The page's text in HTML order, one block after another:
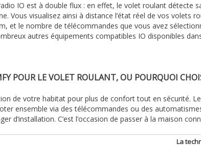
IO est à double flux : en effet, le volet roulant
Vous visualisez ainsi à distance l’état réel de vos volets
et le nombre de télécommandes que vous avez
autres équipements compatibles IO disponibles
POUR LE VOLET ROULANT, OU POURQUOI
de votre habitat pour plus de confort tout en sécurité.
ensemble via des télécommandes ou des
d’installation. C’est l’occasion de passer à la maison
La